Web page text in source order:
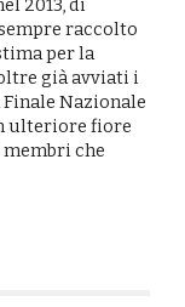
2013, di
raccolto
per la
già avviati i
Nazionale
ulteriore fiore
che